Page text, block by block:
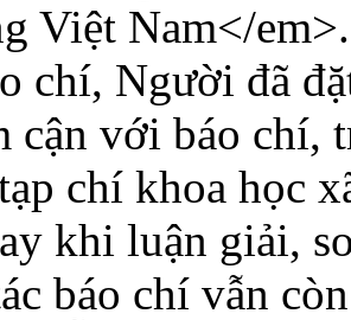
Việt Nam</
chí, Người đã
cận với báo
chí khoa học
khi luận giải,
báo chí vẫn